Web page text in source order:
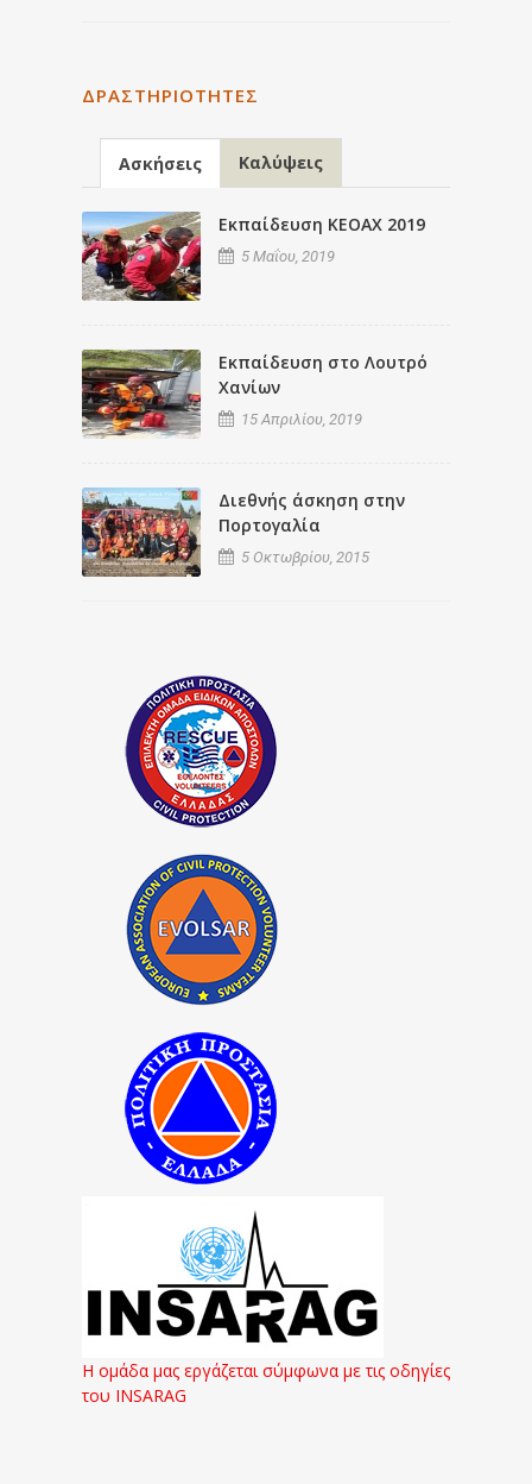
ΔΡΑΣΤΗΡΙΌΤΗΤΕΣ
Ασκήσεις Καλύψεις
Εκπαίδευση ΚΕΟΑΧ 2019
5 Μαΐου, 2019
Εκπαίδευση στο Λουτρό
Χανίων
15 Απριλίου, 2019
Διεθνής άσκηση στην
Πορτογαλία
5 Οκτωβρίου, 2015
Η ομάδα μας εργάζεται σύμφωνα με τις οδηγίες
του INSARAG